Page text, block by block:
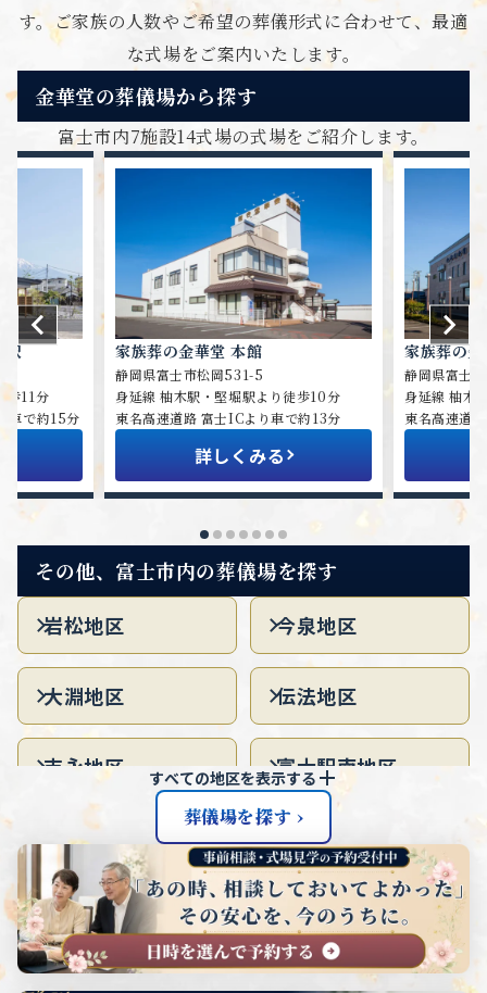
す。ご家族の人数やご希望の葬儀形式に合わせて、最適
な式場をご案内いたします。
金華堂の葬儀場から探す
富士市内7施設14式場の式場をご紹介します。
駅
歩11分
車で約15分
家族葬の金華堂 本館
静岡県富士市松岡531-5
身延線 柚木駅・堅堀駅より徒歩10分
東名高速道路 富士ICより車で約13分
詳しくみる
家族葬の
静岡県富士
身延線 柚木
東名高速道
その他、富士市内の葬儀場を探す
岩松地区
今泉地区
大淵地区 伝法地区
吉永地区 富士駅南地区
すべての地区を表示する
葬儀場を探す